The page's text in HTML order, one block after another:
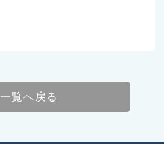
一覧へ戻る